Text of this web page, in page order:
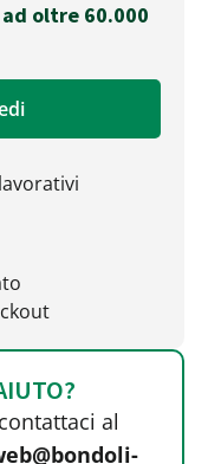
oltre 60.000
al